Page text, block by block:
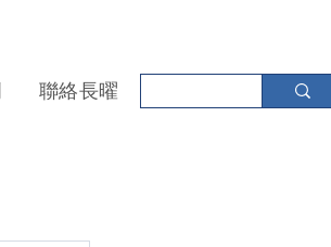
聯絡長曜